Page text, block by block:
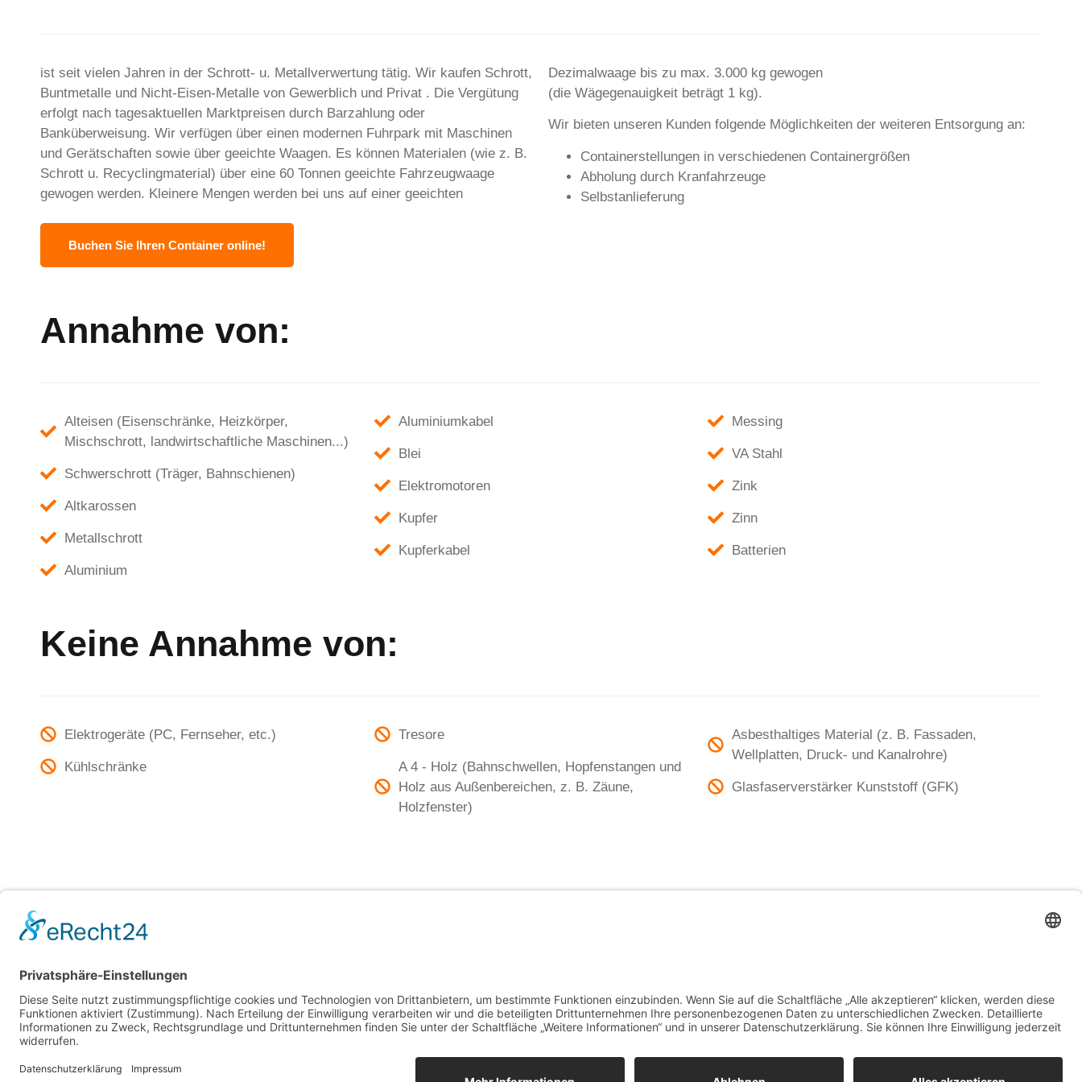
ist seit vielen Jahren in der Schrott- u. Metallverwertung tätig. Wir kaufen Schrott,
Buntmetalle und Nicht-Eisen-Metalle von Gewerblich und Privat . Die Vergütung
erfolgt nach tagesaktuellen Marktpreisen durch Barzahlung oder
Banküberweisung. Wir verfügen über einen modernen Fuhrpark mit Maschinen
und Gerätschaften sowie über geeichte Waagen. Es können Materialen (wie z. B.
Schrott u. Recyclingmaterial) über eine 60 Tonnen geeichte Fahrzeugwaage
gewogen werden. Kleinere Mengen werden bei uns auf einer geeichten
Dezimalwaage bis zu max. 3.000 kg gewogen
(die Wägegenauigkeit beträgt 1 kg).
Wir bieten unseren Kunden folgende Möglichkeiten der weiteren Entsorgung an:
Containerstellungen in verschiedenen Containergrößen
Abholung durch Kranfahrzeuge
Selbstanlieferung
Buchen Sie Ihren Container online!
Annahme von:
Alteisen (Eisenschränke, Heizkörper,
Mischschrott, landwirtschaftliche Maschinen...)
Schwerschrott (Träger, Bahnschienen)
Altkarossen
Metallschrott
Aluminium
Aluminiumkabel
Blei
Elektromotoren
Kupfer
Kupferkabel
Messing
VA Stahl
Zink
Zinn
Batterien
Keine Annahme von:
Elektrogeräte (PC, Fernseher, etc.)
Kühlschränke
Tresore
A 4 - Holz (Bahnschwellen, Hopfenstangen und
Holz aus Außenbereichen, z. B. Zäune,
Holzfenster)
Asbesthaltiges Material (z. B. Fassaden,
Wellplatten, Druck- und Kanalrohre)
Glasfaserverstärker Kunststoff (GFK)
Schrott & Metalle – Bilderlexikon
ZINK GUSSEISEN KUPFERKABEL